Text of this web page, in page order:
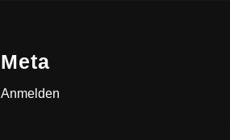
Meta
Anmelden